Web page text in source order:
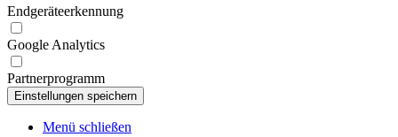
Endgeräteerkennung
Google Analytics
Partnerprogramm
Menü schließen